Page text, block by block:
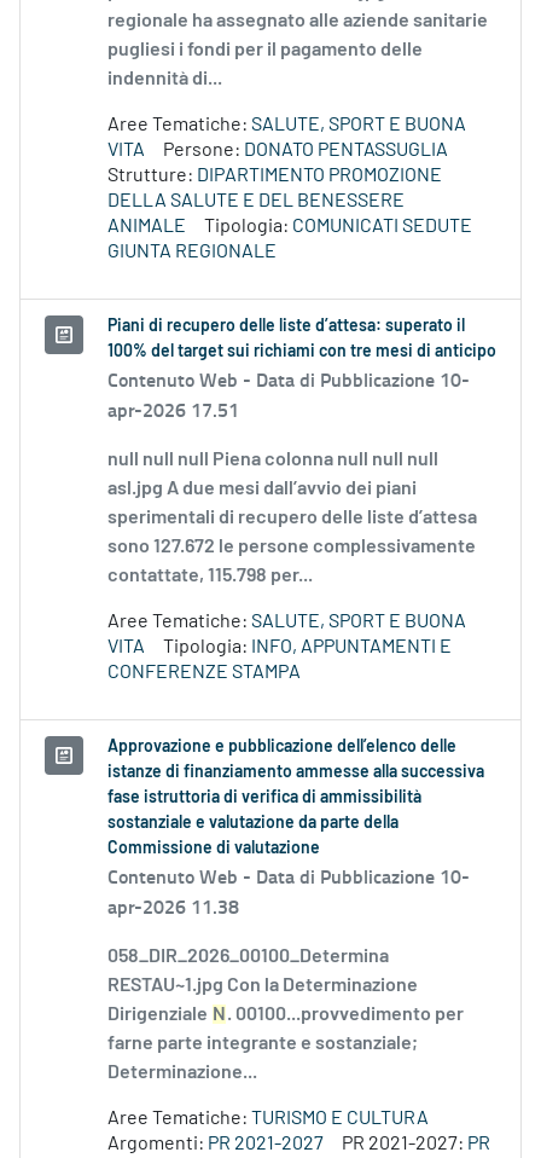
regionale ha assegnato alle aziende sanitarie
pugliesi i fondi per il pagamento delle
indennità di...
Aree Tematiche: SALUTE, SPORT E BUONA
VITA
Persone: DONATO PENTASSUGLIA
Strutture: DIPARTIMENTO PROMOZIONE
DELLA SALUTE E DEL BENESSERE
ANIMALE
Tipologia: COMUNICATI SEDUTE
GIUNTA REGIONALE
Piani di recupero delle liste d’attesa: superato il
100% del target sui richiami con tre mesi di anticipo
Contenuto Web - Data di Pubblicazione 10-
apr-2026 17.51
null null null Piena colonna null null null
asl.jpg A due mesi dall’avvio dei piani
sperimentali di recupero delle liste d’attesa
sono 127.672 le persone complessivamente
contattate, 115.798 per...
Aree Tematiche: SALUTE, SPORT E BUONA
VITA
Tipologia:
INFO, APPUNTAMENTI E
CONFERENZE STAMPA
Approvazione e pubblicazione dell’elenco delle
istanze di finanziamento ammesse alla successiva
fase istruttoria di verifica di ammissibilità
sostanziale e valutazione da parte della
Commissione di valutazione
Contenuto Web - Data di Pubblicazione 10-
apr-2026 11.38
058_DIR_2026_00100_Determina
RESTAU~1.jpg Con la Determinazione
Dirigenziale N . 00100...provvedimento per
farne parte integrante e sostanziale;
Determinazione...
Aree Tematiche: TURISMO E CULTURA
Argomenti: PR 2021-2027 PR 2021-2027: PR